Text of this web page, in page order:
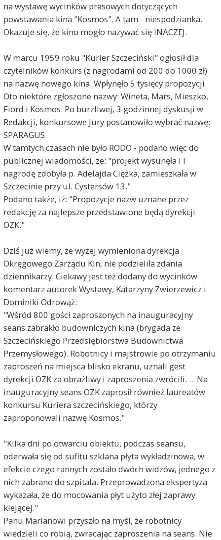
na wystawę wycinków prasowych dotyczących
powstawania kina "Kosmos". A tam - niespodzianka.
Okazuje się, że kino mogło nazywać się INACZEJ.
W marcu 1959 roku "Kurier Szczeciński" ogłosił dla
czytelników konkurs (z nagrodami od 200 do 1000 zł)
na nazwę nowego kina. Wpłynęło 5 tysięcy propozycji.
Oto niektóre zgłoszone nazwy: Wineta, Mars, Mieszko,
Fiord i Kosmos. Po burzliwej, 3 godzinnej dyskusji w
Redakcji, konkursowe Jury postanowiło wybrać nazwę:
SPARAGUS.
W tamtych czasach nie było RODO - podano więc do
publicznej wiadomości, że: "projekt wysunęła i I
nagrodę zdobyła p. Adelajda Ciężka, zamieszkała w
Szczecinie przy ul. Cystersów 13."
Podano także, iż: "Propozycje nazw uznane przez
redakcję za najlepsze przedstawione będą dyrekcji
OZK."
Dziś już wiemy, że wyżej wymieniona dyrekcja
Okręgowego Zarządu Kin, nie podzieliła zdania
dziennikarzy. Ciekawy jest też dodany do wycinków
komentarz autorek Wystawy, Katarzyny Zwierzewicz i
Dominiki Odrowąż:
"Wśród 800 gości zaproszonych na inauguracyjny
seans zabrakło budowniczych kina (brygada ze
Szczecińskiego Przedsiębiorstwa Budownictwa
Przemysłowego). Robotnicy i majstrowie po otrzymaniu
zaproszeń na miejsca blisko ekranu, uznali gest
dyrekcji OZK za obraźliwy i zaproszenia zwrócili. ... Na
inauguracyjny seans OZK zaprosił również laureatów
konkursu Kuriera szczecińskiego, którzy
zaproponowali nazwę Kosmos."
"Kilka dni po otwarciu obiektu, podczas seansu,
oderwała się od sufitu szklana płyta wykładzinowa, w
efekcie czego rannych zostało dwóch widzów, jednego z
nich zabrano do szpitala. Przeprowadzona ekspertyza
wykazała, że do mocowania płyt użyto złej zaprawy
klejącej."
Panu Marianowi przyszło na myśl, że robotnicy
wiedzieli co robią, zwracając zaproszenia na seans. Nie